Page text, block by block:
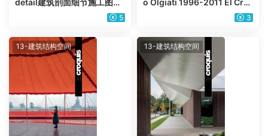
detail建筑剖面细节施工图大
5
o Olgiati 1996-2011 El Cro
quis Editorial建筑设计作品p
3
13-建筑结构空间 13-建筑结构空间